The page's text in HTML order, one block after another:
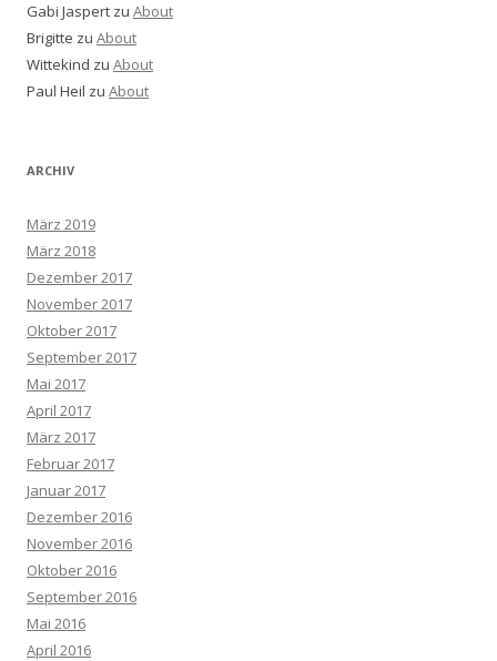
Gabi Jaspert zu About
Brigitte zu About
Wittekind zu About
Paul Heil zu About
ARCHIV
März 2019
März 2018
Dezember 2017
November 2017
Oktober 2017
September 2017
Mai 2017
April 2017
März 2017
Februar 2017
Januar 2017
Dezember 2016
November 2016
Oktober 2016
September 2016
Mai 2016
April 2016